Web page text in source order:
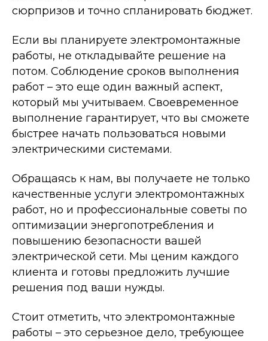
сюрпризов и точно спланировать бюджет.
Если вы планируете электромонтажные
работы, не откладывайте решение на
потом. Соблюдение сроков выполнения
работ – это еще один важный аспект,
который мы учитываем. Своевременное
выполнение гарантирует, что вы сможете
быстрее начать пользоваться новыми
электрическими системами.
Обращаясь к нам, вы получаете не только
качественные услуги электромонтажных
работ, но и профессиональные советы по
оптимизации энергопотребления и
повышению безопасности вашей
электрической сети. Мы ценим каждого
клиента и готовы предложить лучшие
решения под ваши нужды.
Стоит отметить, что электромонтажные
работы – это серьезное дело, требующее
Я даю согласие на обработку
соглашаюсь сполитикой
конфиденциальности
Заказать звонок
Отправьте заявку и мы
насколько это возможно